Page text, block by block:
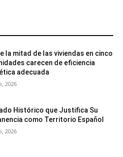
la mitad de las viviendas en cinco
carecen de eficiencia
adecuada
2026
Histórico que Justifica Su
como Territorio Español
2026